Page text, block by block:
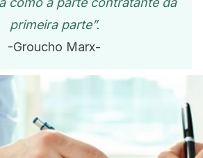
primeira parte”.
-Groucho Marx-